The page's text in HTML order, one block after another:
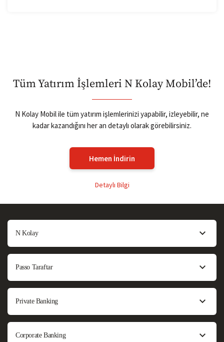
Tüm Yatırım İşlemleri N Kolay Mobil’de!
N Kolay Mobil ile tüm yatırım işlemlerinizi yapabilir, izleyebilir, ne
kadar kazandığını her an detaylı olarak görebilirsiniz.
Hemen İndirin
Detaylı Bilgi
N Kolay
Passo Taraftar
Private Banking
Corporate Banking